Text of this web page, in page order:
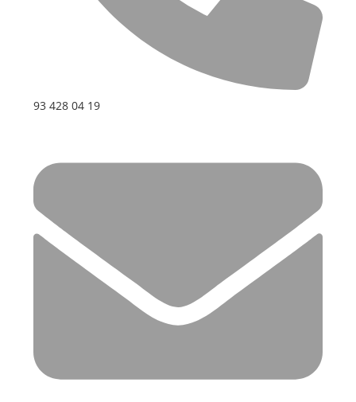
93 428 04 19